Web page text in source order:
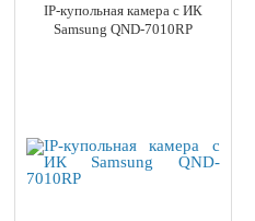
IP-купольная камера с ИК
Samsung QND-7010RP